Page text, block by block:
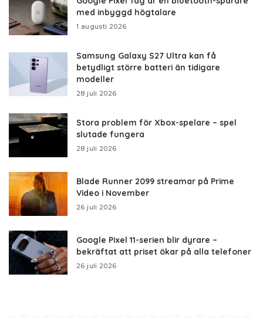
med inbyggd högtalare
1 augusti 2026
Samsung Galaxy S27 Ultra kan få
betydligt större batteri än tidigare
modeller
28 juli 2026
Stora problem för Xbox-spelare – spel
slutade fungera
28 juli 2026
Blade Runner 2099 streamar på Prime
Video i November
26 juli 2026
Google Pixel 11-serien blir dyrare –
bekräftat att priset ökar på alla telefoner
26 juli 2026